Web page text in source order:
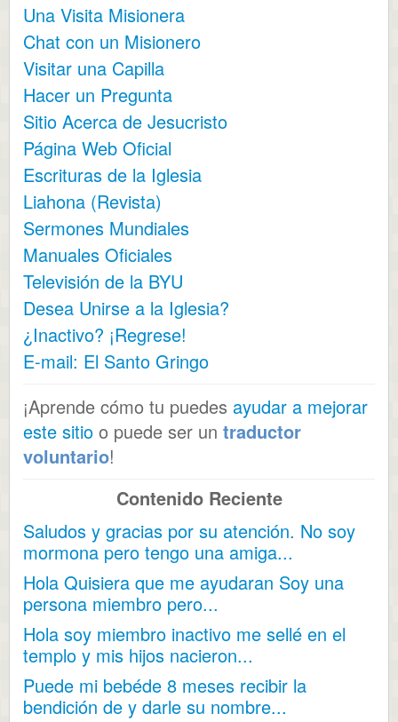
Una Visita Misionera
Chat con un Misionero
Visitar una Capilla
Hacer un Pregunta
Sitio Acerca de Jesucristo
Página Web Oficial
Escrituras de la Iglesia
Liahona (Revista)
Sermones Mundiales
Manuales Oficiales
Televisión de la BYU
Desea Unirse a la Iglesia?
¿Inactivo? ¡Regrese!
E-mail: El Santo Gringo
¡Aprende cómo tu puedes ayudar a mejorar
este sitio o puede ser un traductor
voluntario!
Contenido Reciente
Saludos y gracias por su atención. No soy
mormona pero tengo una amiga...
Hola Quisiera que me ayudaran Soy una
persona miembro pero...
Hola soy miembro inactivo me sellé en el
templo y mis hijos nacieron...
Puede mi bebéde 8 meses recibir la
bendición de y darle su nombre...